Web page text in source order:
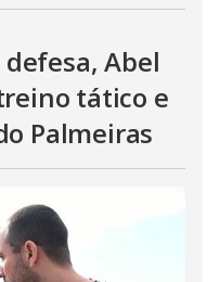
Abel
tático e
Palmeiras